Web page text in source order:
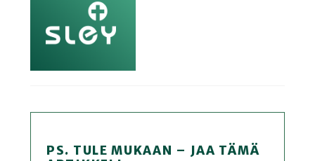
PS. TULE MUKAAN – JAA TÄMÄ